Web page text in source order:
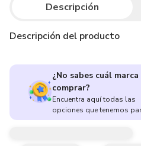
Descripción
Descripción del producto
¿No sabes cuál marca
comprar?
Encuentra aquí todas las
opciones que tenemos